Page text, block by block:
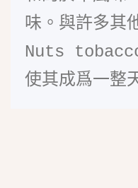
味。與許多其
Nuts tobacco
使其成爲一整